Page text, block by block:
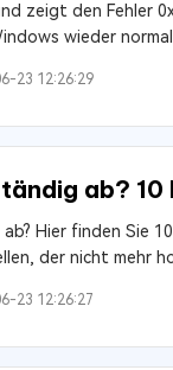
zeigt den Fehler
wieder
23 12:26:29
ab? 10
Hier finden Sie
der nicht mehr
23 12:26:27